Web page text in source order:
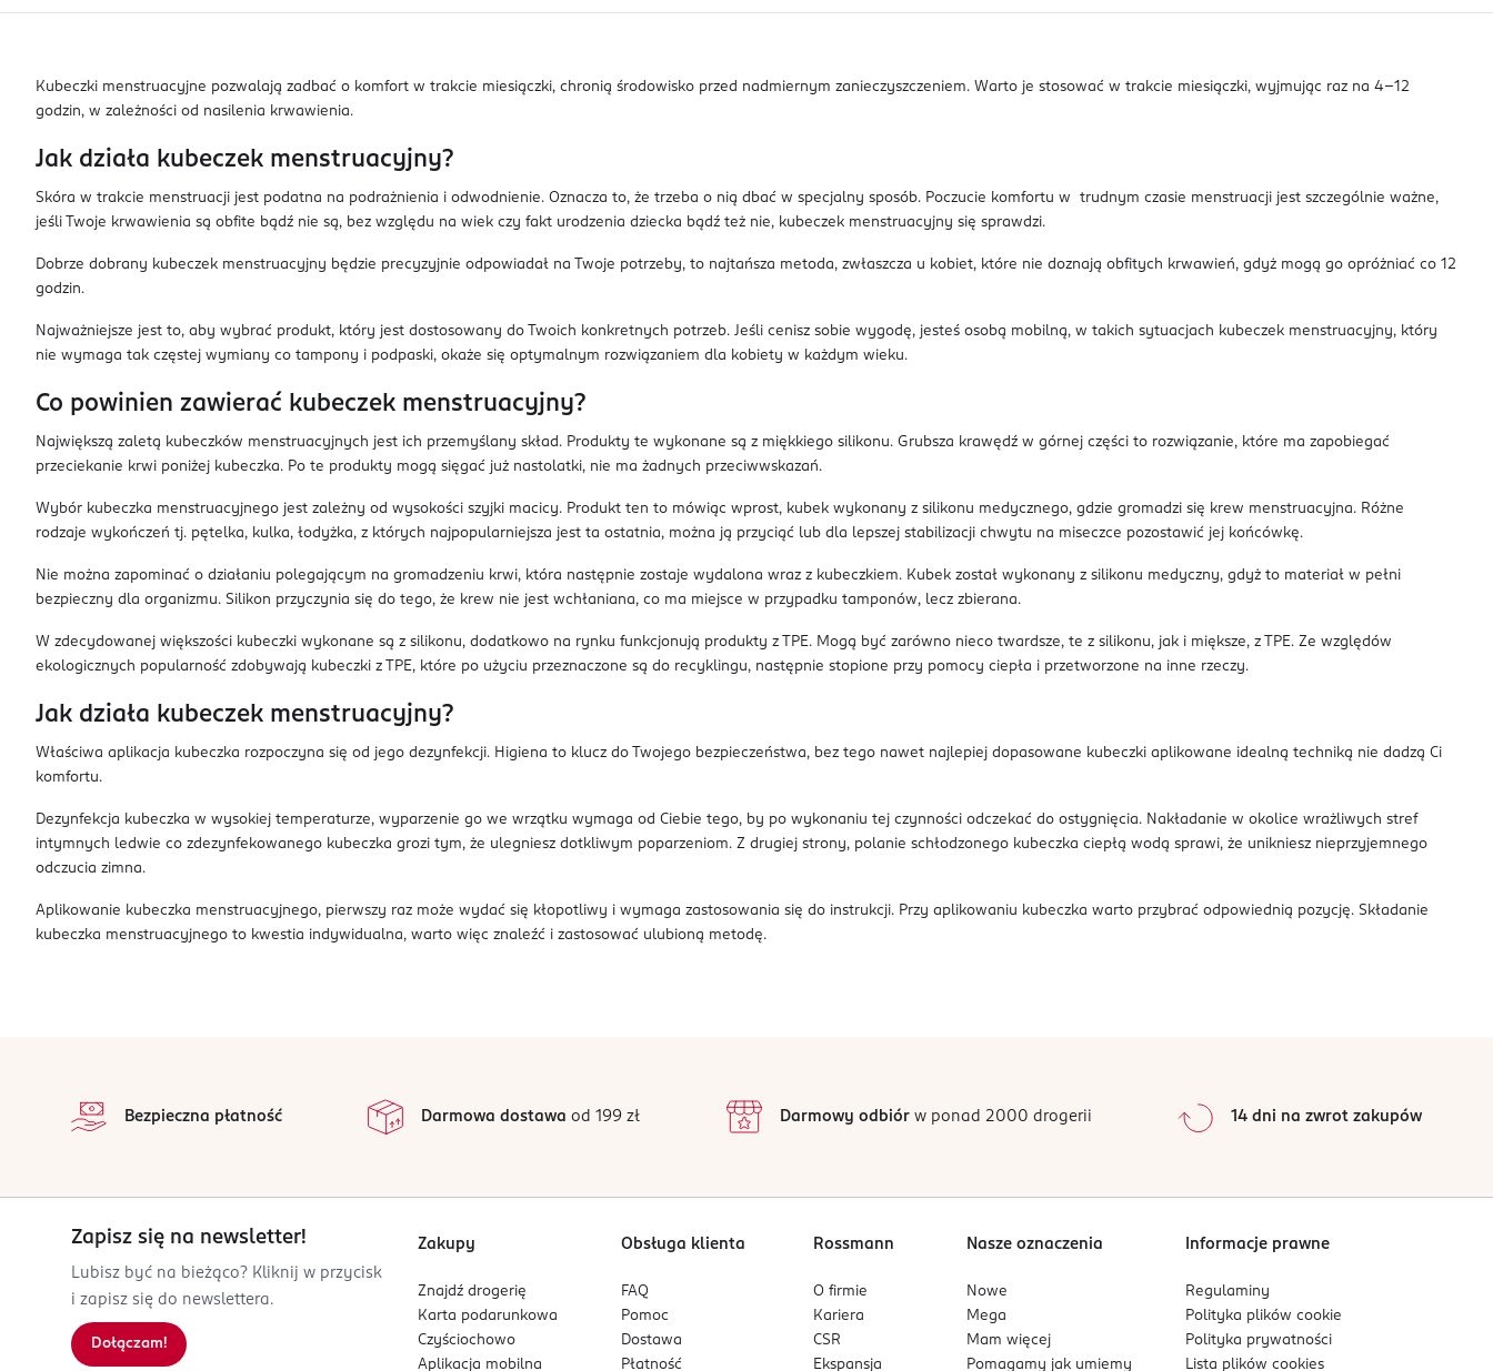
Kubeczki menstruacyjne pozwalają zadbać o komfort w trakcie miesiączki, chronią środowisko przed nadmiernym zanieczyszczeniem. Warto je stosować w trakcie miesiączki, wyjmując raz na 4-12
godzin, w zależności od nasilenia krwawienia.
Jak działa kubeczek menstruacyjny?
Skóra w trakcie menstruacji jest podatna na podrażnienia i odwodnienie. Oznacza to, że trzeba o nią dbać w specjalny sposób. Poczucie komfortu w trudnym czasie menstruacji jest szczególnie ważne,
jeśli Twoje krwawienia są obfite bądź nie są, bez względu na wiek czy fakt urodzenia dziecka bądź też nie, kubeczek menstruacyjny się sprawdzi.
Dobrze dobrany kubeczek menstruacyjny będzie precyzyjnie odpowiadał na Twoje potrzeby, to najtańsza metoda, zwłaszcza u kobiet, które nie doznają obfitych krwawień, gdyż mogą go opróżniać co 12
godzin.
Najważniejsze jest to, aby wybrać produkt, który jest dostosowany do Twoich konkretnych potrzeb. Jeśli cenisz sobie wygodę, jesteś osobą mobilną, w takich sytuacjach kubeczek menstruacyjny, który
nie wymaga tak częstej wymiany co tampony i podpaski, okaże się optymalnym rozwiązaniem dla kobiety w każdym wieku.
Co powinien zawierać kubeczek menstruacyjny?
Największą zaletą kubeczków menstruacyjnych jest ich przemyślany skład. Produkty te wykonane są z miękkiego silikonu. Grubsza krawędź w górnej części to rozwiązanie, które ma zapobiegać
przeciekanie krwi poniżej kubeczka. Po te produkty mogą sięgać już nastolatki, nie ma żadnych przeciwwskazań.
Wybór kubeczka menstruacyjnego jest zależny od wysokości szyjki macicy. Produkt ten to mówiąc wprost, kubek wykonany z silikonu medycznego, gdzie gromadzi się krew menstruacyjna. Różne
rodzaje wykończeń tj. pętelka, kulka, łodyżka, z których najpopularniejsza jest ta ostatnia, można ją przyciąć lub dla lepszej stabilizacji chwytu na miseczce pozostawić jej końcówkę.
Nie można zapominać o działaniu polegającym na gromadzeniu krwi, która następnie zostaje wydalona wraz z kubeczkiem. Kubek został wykonany z silikonu medyczny, gdyż to materiał w pełni
bezpieczny dla organizmu. Silikon przyczynia się do tego, że krew nie jest wchłaniana, co ma miejsce w przypadku tamponów, lecz zbierana.
W zdecydowanej większości kubeczki wykonane są z silikonu, dodatkowo na rynku funkcjonują produkty z TPE. Mogą być zarówno nieco twardsze, te z silikonu, jak i miększe, z TPE. Ze względów
ekologicznych popularność zdobywają kubeczki z TPE, które po użyciu przeznaczone są do recyklingu, następnie stopione przy pomocy ciepła i przetworzone na inne rzeczy.
Jak działa kubeczek menstruacyjny?
Właściwa aplikacja kubeczka rozpoczyna się od jego dezynfekcji. Higiena to klucz do Twojego bezpieczeństwa, bez tego nawet najlepiej dopasowane kubeczki aplikowane idealną techniką nie dadzą Ci
komfortu.
Dezynfekcja kubeczka w wysokiej temperaturze, wyparzenie go we wrzątku wymaga od Ciebie tego, by po wykonaniu tej czynności odczekać do ostygnięcia. Nakładanie w okolice wrażliwych stref
intymnych ledwie co zdezynfekowanego kubeczka grozi tym, że ulegniesz dotkliwym poparzeniom. Z drugiej strony, polanie schłodzonego kubeczka ciepłą wodą sprawi, że unikniesz nieprzyjemnego
odczucia zimna.
Aplikowanie kubeczka menstruacyjnego, pierwszy raz może wydać się kłopotliwy i wymaga zastosowania się do instrukcji. Przy aplikowaniu kubeczka warto przybrać odpowiednią pozycję. Składanie
kubeczka menstruacyjnego to kwestia indywidualna, warto więc znaleźć i zastosować ulubioną metodę.
Bezpieczna płatność Darmowa dostawa od 199 zł Darmowy odbiórw ponad 2000 drogerii 14 dni na zwrot zakupów
Zapisz się na newsletter!
Lubisz być na bieżąco? Kliknij w przycisk
i zapisz się do newslettera.
Dołączam!
Zakupy
Znajdź drogerię
Karta podarunkowa
Czyściochowo
Aplikacja mobilna
Obsługa klienta
FAQ
Pomoc
Dostawa
Płatność
Rossmann
O firmie
Kariera
CSR
Ekspansja
Nasze oznaczenia
Nowe
Mega
Mam więcej
Pomagamy jak umiemy
Informacje prawne
Regulaminy
Polityka plikówcookie
Polityka prywatności
Lista plikówcookies